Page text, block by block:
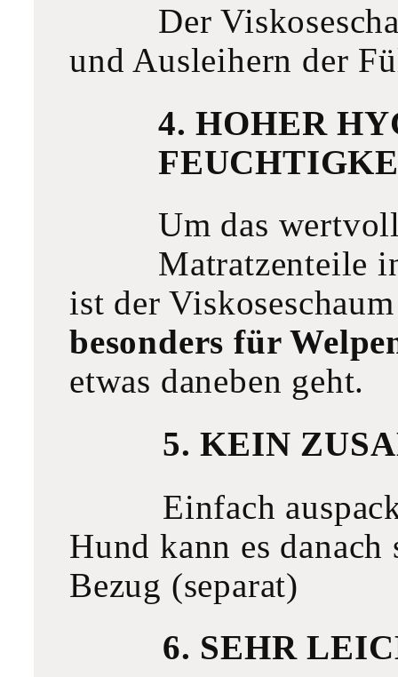
Der
und Ausleihern der
4. HOHER
Um das
Matratzenteile
ist der
besonders für
etwas daneben geht.
5. KEIN
Einfach
Hund kann es
Bezug (separat)
6. SEHR